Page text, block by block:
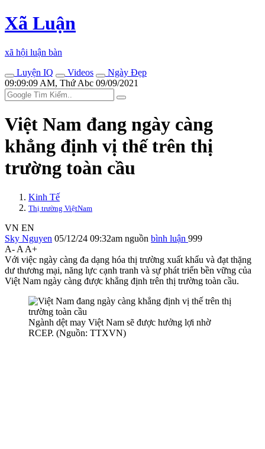
Xã Luận
xã hội luận bàn
Luyện IQ
Videos
Ngày Đẹp
09:09:09 AM, Thứ Abc 09/09/2021
Việt Nam đang ngày càng
khẳng định vị thế trên thị
trường toàn cầu
Kinh Tế
Thị trường ViệtNam
VN EN
Sky Nguyen 05/12/24 09:32am nguồn bình luận 999
A- A A+
Với việc ngày càng đa dạng hóa thị trường xuất khẩu và đạt thặng
dư thương mại, năng lực cạnh tranh và sự phát triển bền vững của
Việt Nam ngày càng được khẳng định trên thị trường toàn cầu.
Ngành dệt may Việt Nam sẽ được hưởng lợi nhờ
RCEP. (Nguồn: TTXVN)